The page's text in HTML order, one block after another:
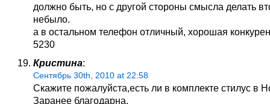
должно быть, но с другой стороны смысла делать
небыло.
а в остальном телефон отличный, хорошая
5230
Кристина:
Сентябрь 30th, 2010 at 22:58
Скажите пожалуйста,есть ли в комплекте стилус в
Заранее благодарна.